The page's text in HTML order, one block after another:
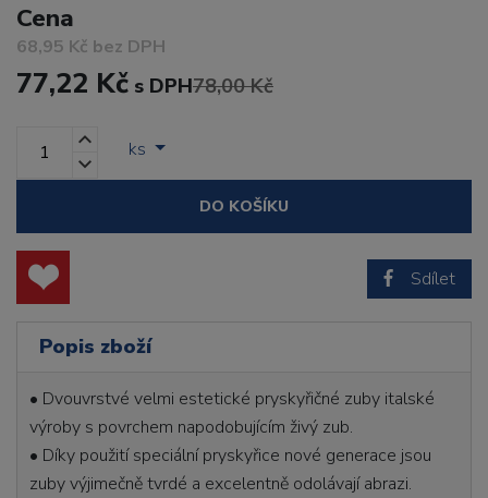
Cena
68,95 Kč bez DPH
77,22 Kč s DPH78,00 Kč
ks
DO KOŠÍKU
Sdílet
Popis zboží
• Dvouvrstvé velmi estetické pryskyřičné zuby italské
výroby s povrchem napodobujícím živý zub.
• Díky použití speciální pryskyřice nové generace jsou
zuby výjimečně tvrdé a excelentně odolávají abrazi.